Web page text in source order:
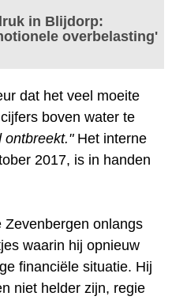
in Blijdorp:
overbelasting'
dat het veel moeite
boven water te
ontbreekt."Het interne
2017, is in handen
onlangs
waarin hij opnieuw
financiële situatie. Hij
niet helder zijn, regie